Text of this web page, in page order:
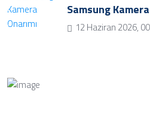
Samsung Kamera
12 Haziran 2026,